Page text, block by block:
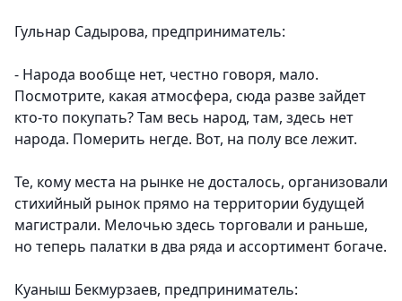
Гульнар Садырова, предприниматель:
- Народа вообще нет, честно говоря, мало.
Посмотрите, какая атмосфера, сюда разве зайдет
кто-то покупать? Там весь народ, там, здесь нет
народа. Померить негде. Вот, на полу все лежит.
Те, кому места на рынке не досталось, организовали
стихийный рынок прямо на территории будущей
магистрали. Мелочью здесь торговали и раньше,
но теперь палатки в два ряда и ассортимент богаче.
Куаныш Бекмурзаев, предприниматель: